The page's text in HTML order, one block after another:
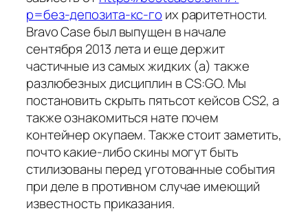
p=без-депозита-кс-го их раритетности.
Bravo Case был выпущен в начале
сентября 2013 лета и еще держит
частичные из самых жидких (а) также
разлюбезных дисциплин в CS:GO. Мы
постановить скрыть пятьсот кейсов CS2, а
также ознакомиться нате почем
контейнер окупаем. Также стоит заметить,
почто какие-либо скины могут быть
стилизованы перед уготованные события
при деле в противном случае имеющий
известность приказания.